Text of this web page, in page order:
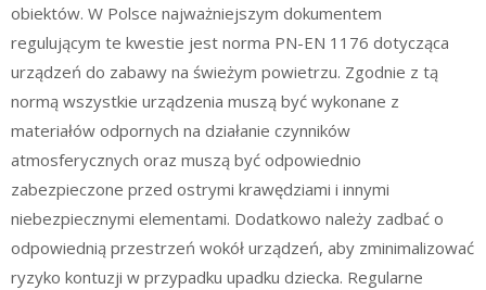
obiektów. W Polsce najważniejszym dokumentem
regulującym te kwestie jest norma PN-EN 1176 dotycząca
urządzeń do zabawy na świeżym powietrzu. Zgodnie z tą
normą wszystkie urządzenia muszą być wykonane z
materiałów odpornych na działanie czynników
atmosferycznych oraz muszą być odpowiednio
zabezpieczone przed ostrymi krawędziami i innymi
niebezpiecznymi elementami. Dodatkowo należy zadbać o
odpowiednią przestrzeń wokół urządzeń, aby zminimalizować
ryzyko kontuzji w przypadku upadku dziecka. Regularne